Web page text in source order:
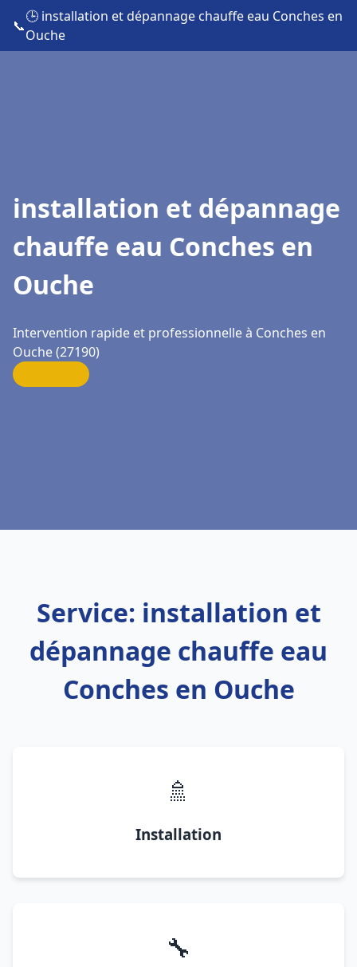
📞
🕒 installation et dépannage chauffe eau Conches en
Ouche
installation et dépannage
chauffe eau Conches en
Ouche
Intervention rapide et professionnelle à Conches en
Ouche (27190)
Service: installation et
dépannage chauffe eau
Conches en Ouche
🚿
Installation
🔧